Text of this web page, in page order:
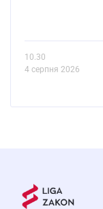
10.30
4 серпня 2026